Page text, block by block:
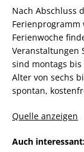
Nach Abschluss
Ferienwoche
Veranstaltungen
sind montags
Alter von sechs
spontan,
Quelle anzeigen
Auch